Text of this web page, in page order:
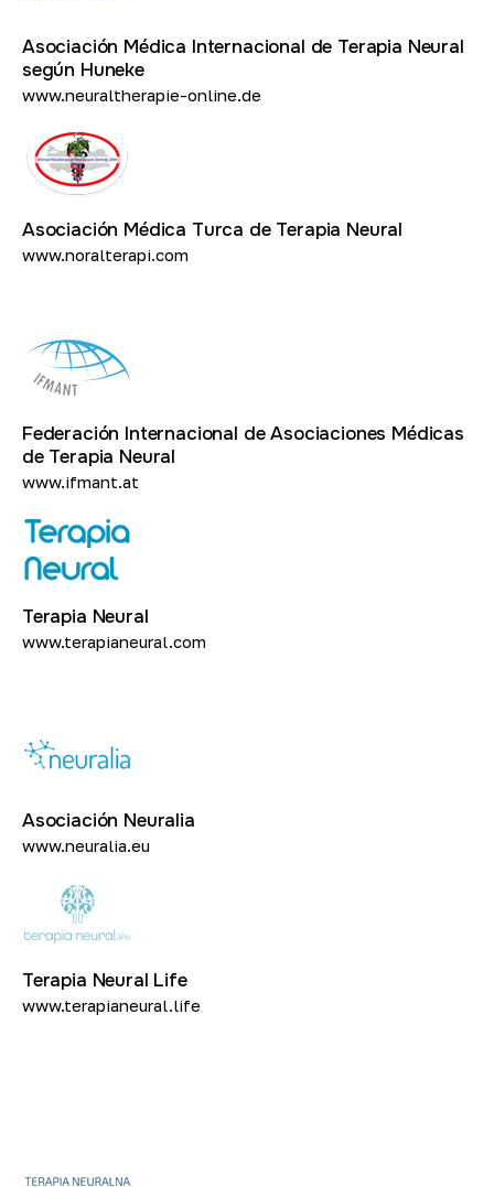
Asociación Médica Internacional de Terapia Neural
según Huneke
www.neuraltherapie-online.de
Asociación Médica Turca de Terapia Neural
www.noralterapi.com
Federación Internacional de Asociaciones Médicas
de Terapia Neural
www.ifmant.at
Terapia Neural
www.terapianeural.com
Asociación Neuralia
www.neuralia.eu
Terapia Neural Life
www.terapianeural.life